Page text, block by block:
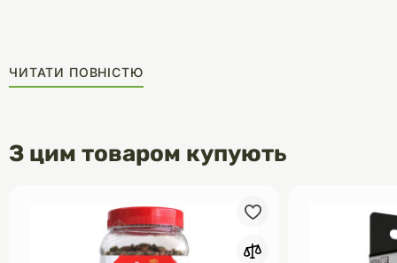
ЧИТАТИ ПОВНІСТЮ
З цим товаром купують